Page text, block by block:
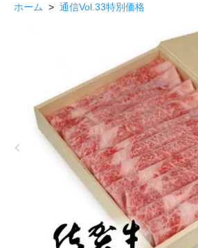
ホーム > 通信Vol.33特別価格